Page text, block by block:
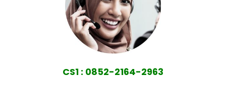
CS1 : 0852-2164-2963